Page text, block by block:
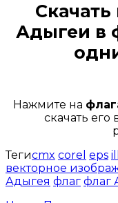
Скачать
Адыгеи в
Нажмите на
скачать
Тегиcmx corel eps
векторное
Адыгея флаг флаг